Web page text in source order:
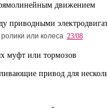
движением
приводными
или колеса 23/08
муфт или тормозов
привод для